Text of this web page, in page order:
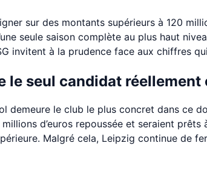
sur des montants supérieurs à 120
seule saison complète au plus haut
invitent à la prudence face aux chiffres
le seul candidat
demeure le club le plus concret dans ce
d’euros repoussée et seraient prêts
Malgré cela, Leipzig continue de